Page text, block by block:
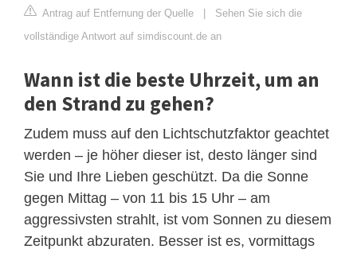
Antrag auf Entfernung der Quelle | Sehen Sie sich die
vollständige Antwort auf simdiscount.de an
Wann ist die beste Uhrzeit, um an
den Strand zu gehen?
Zudem muss auf den Lichtschutzfaktor geachtet
werden – je höher dieser ist, desto länger sind
Sie und Ihre Lieben geschützt. Da die Sonne
gegen Mittag – von 11 bis 15 Uhr – am
aggressivsten strahlt, ist vom Sonnen zu diesem
Zeitpunkt abzuraten. Besser ist es, vormittags